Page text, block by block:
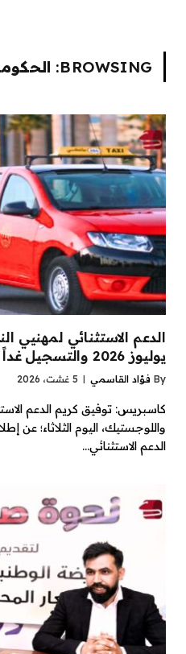
BROWSING:
الدعم الاستثنائي
يوليوز 2026 والتسجيل غداً
By فؤاد القاسمي 5 غشت، 2026
كاسبريس: توفيق كريم الدعم
واللوجستيك، اليوم الثلاثاء؛
الدعم الاستثنائي…